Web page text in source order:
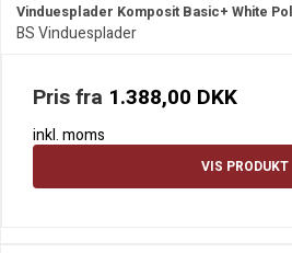
Vinduesplader Komposit Basic+ White
BS Vinduesplader
Pris fra 1.388,00 DKK
inkl. moms
VIS PRODUKT